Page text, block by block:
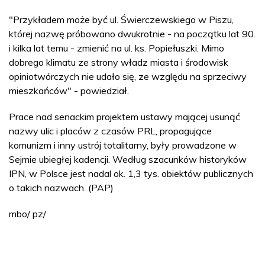
"Przykładem może być ul. Świerczewskiego w Piszu,
której nazwę próbowano dwukrotnie - na początku lat 90.
i kilka lat temu - zmienić na ul. ks. Popiełuszki. Mimo
dobrego klimatu ze strony władz miasta i środowisk
opiniotwórczych nie udało się, ze względu na sprzeciwy
mieszkańców" - powiedział.
Prace nad senackim projektem ustawy mającej usunąć
nazwy ulic i placów z czasów PRL, propagujące
komunizm i inny ustrój totalitarny, były prowadzone w
Sejmie ubiegłej kadencji. Według szacunków historyków
IPN, w Polsce jest nadal ok. 1,3 tys. obiektów publicznych
o takich nazwach. (PAP)
mbo/ pz/